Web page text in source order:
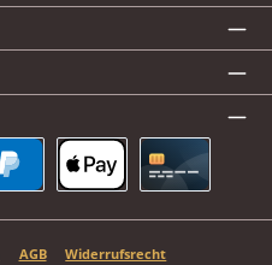
AGB
Widerrufsrecht